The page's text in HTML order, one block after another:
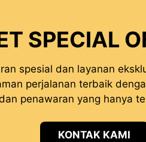
SPECIAL
spesial dan layanan
perjalanan terbaik
penawaran yang hanya
KONTAK KAMI